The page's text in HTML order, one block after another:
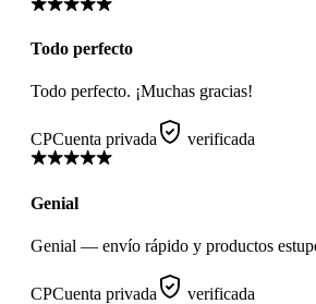
Todo perfecto
Todo perfecto. ¡Muchas gracias!
CPCuenta privada verificada
Genial
Genial — envío rápido y productos
CPCuenta privada verificada